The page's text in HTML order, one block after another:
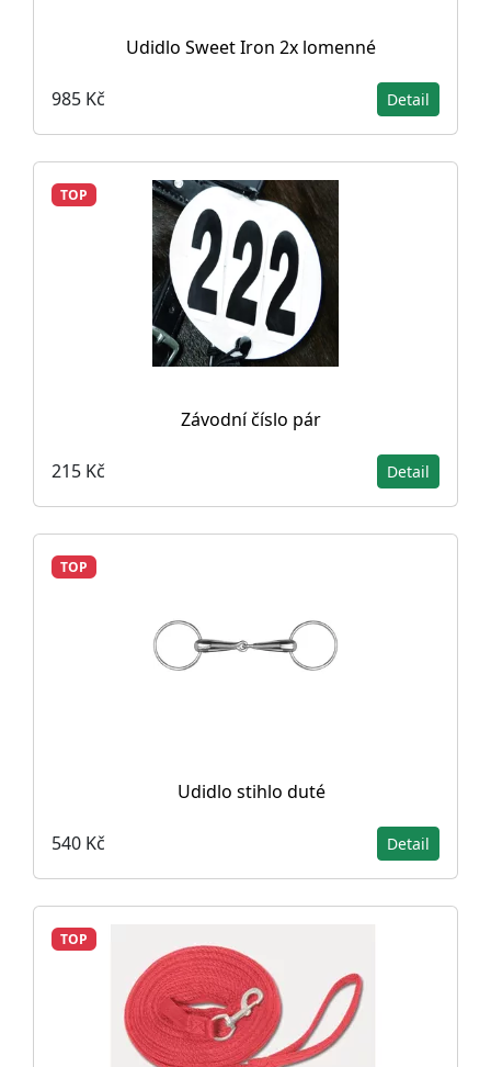
Udidlo Sweet Iron 2x lomenné
985 Kč Detail
TOP
Závodní číslo pár
215 Kč Detail
TOP
Udidlo stihlo duté
540 Kč Detail
TOP